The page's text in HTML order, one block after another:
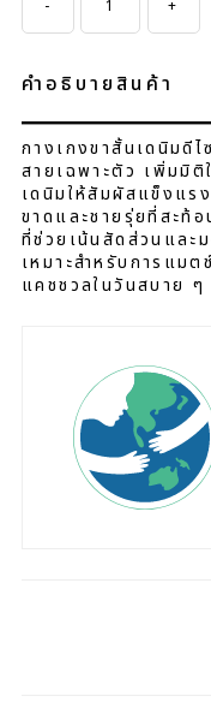
- +
คำอธิบายสินค้า
กางเกงขาสั้นเดนิมดีไ
สายเฉพาะตัว เพิ่มมิ
เดนิมให้สัมผัสแข็งแร
ขาดและชายรุ่ยที่สะท้
ที่ช่วยเน้นสัดส่วนและ
เหมาะสำหรับการแม
แคชชวลในวันสบาย ๆ